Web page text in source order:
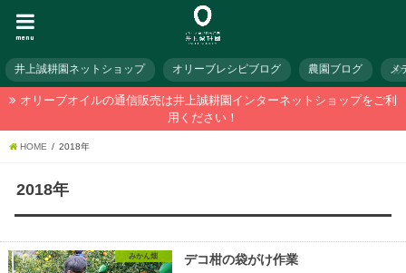
menu
井上誠耕園ネットショップ オリーブレシピブログ 農園ブログ メ
オリーブオイルの通信販売は井上誠耕園インターネットショップをご利
用ください！
HOME 2018年
2018年
みかん畑 デコ柑の袋がけ作業